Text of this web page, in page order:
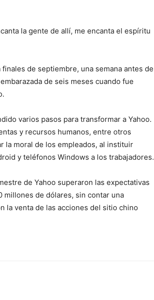
la gente de allí, me encanta el espíritu
de septiembre, una semana antes de
de seis meses cuando fue
varios pasos para transformar a Yahoo.
y recursos humanos, entre otros
la moral de los empleados, al instituir
y teléfonos Windows a los trabajadores.
de Yahoo superaron las expectativas
millones de dólares, sin contar una
la venta de las acciones del sitio chino